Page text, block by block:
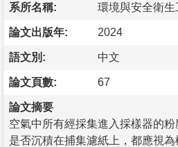
系所名稱: 環境與安全衛生
論文出版年: 2024
語文別: 中文
論文頁數: 67
論文摘要
空氣中所有經採集進入採樣器的
是否沉積在捕集濾紙上，都應視